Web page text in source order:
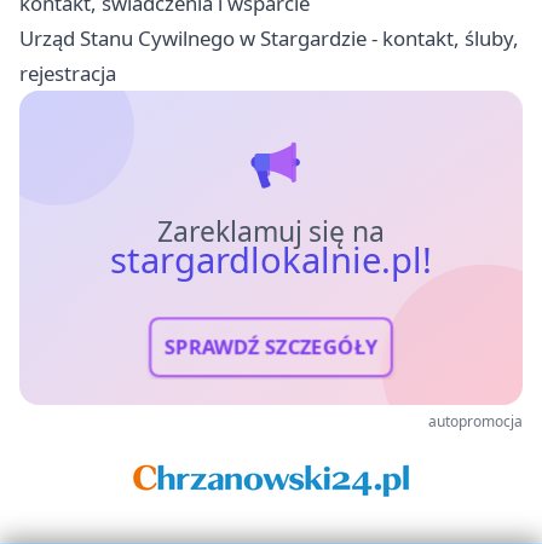
Urząd Stanu Cywilnego w Stargardzie - kontakt, śluby,
rejestracja
Zareklamuj się na
stargardlokalnie.pl!
SPRAWDŹ SZCZEGÓŁY
autopromocja